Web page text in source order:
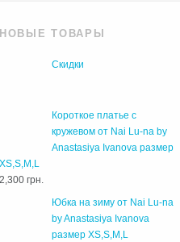
НОВЫЕ ТОВАРЫ
Скидки
Короткое платье с
кружевом от Nai Lu-na by
Anastasiya Ivanova размер
XS,S,M,L
2,300 грн.
Юбка на зиму от Nai Lu-na
by Anastasiya Ivanova
размер XS,S,M,L